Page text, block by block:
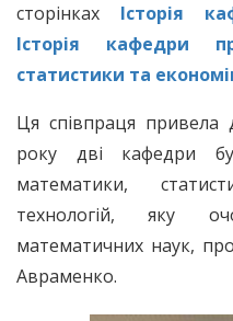
сторінках Історія
Історія кафедри
статистики та
Ця співпраця
року дві кафедри
математики,
технологій, яку
математичних наук,
Авраменко.